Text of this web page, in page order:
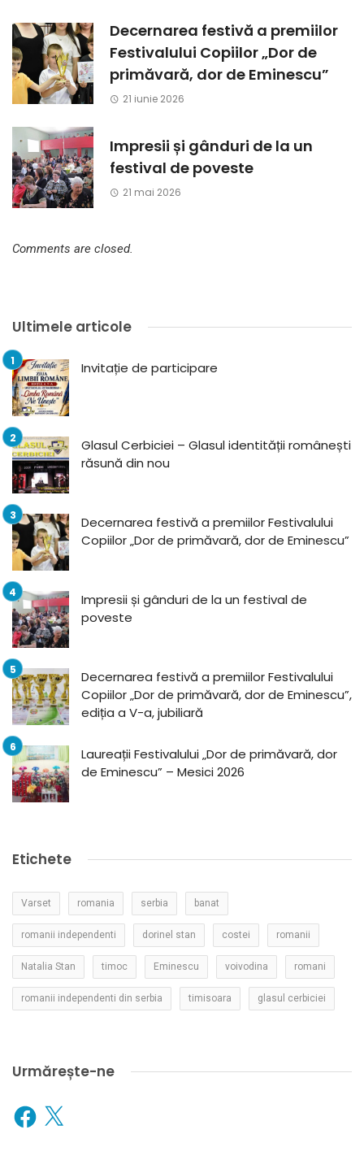
Decernarea festivă a premiilor
Festivalului Copiilor „Dor de
primăvară, dor de Eminescu”
21 iunie 2026
Impresii și gânduri de la un
festival de poveste
21 mai 2026
Comments are closed.
Ultimele articole
Invitație de participare
Glasul Cerbiciei – Glasul identității românești
răsună din nou
Decernarea festivă a premiilor Festivalului
Copiilor „Dor de primăvară, dor de Eminescu”
Impresii și gânduri de la un festival de
poveste
Decernarea festivă a premiilor Festivalului
Copiilor „Dor de primăvară, dor de Eminescu”,
ediția a V-a, jubiliară
Laureații Festivalului „Dor de primăvară, dor
de Eminescu” – Mesici 2026
Etichete
Varset romania serbia banat
romanii independenti dorinel stan costei romanii
Natalia Stan timoc Eminescu voivodina romani
romanii independenti din serbia timisoara glasul cerbiciei
Urmărește-ne
Facebook
X